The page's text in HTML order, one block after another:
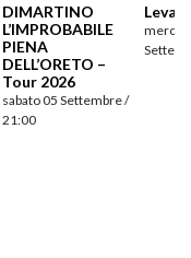
DIMARTINO
L’IMPROBABILE
PIENA
DELL’ORETO –
Tour 2026
sabato 05 Settembre /
21:00